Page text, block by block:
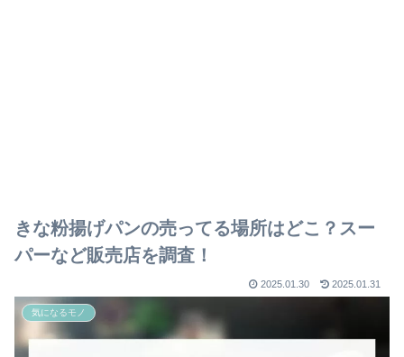
きな粉揚げパンの売ってる場所はどこ？スー
パーなど販売店を調査！
2025.01.30 2025.01.31
気になるモノ